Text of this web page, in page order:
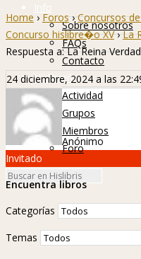
Info
Sobre nosotros
FAQs
Contacto
Hislibreños
Actividad
Grupos
Miembros
Foro
Home › Foros › Concursos
Concurso hislibre�o XV › La
Respuesta a: La Reina
24 diciembre, 2024 a las
Anónimo
Invitado
Encuentra libros
Categorías
Temas